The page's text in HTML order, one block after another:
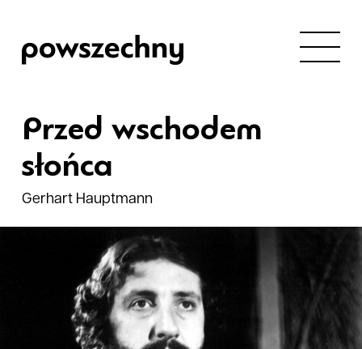
Przed wschodem
słońca
Gerhart Hauptmann